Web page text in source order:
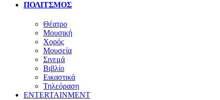
ΠΟΛΙΤΣΜΟΣ
Θέατρο
Μουσική
Χορός
Μουσεία
Σινεμά
Βιβλίο
Εικαστικά
Τηλεόραση
ENTERTAINMENT